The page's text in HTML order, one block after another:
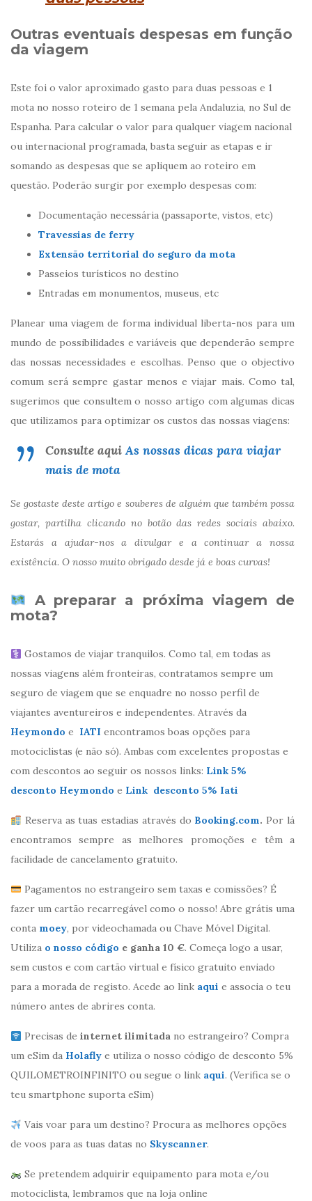
Outras eventuais despesas em função
da viagem
Este foi o valor aproximado gasto para duas pessoas e 1
mota no nosso roteiro de 1 semana pela Andaluzia, no Sul de
Espanha. Para calcular o valor para qualquer viagem nacional
ou internacional programada, basta seguir as etapas e ir
somando as despesas que se apliquem ao roteiro em
questão. Poderão surgir por exemplo despesas com:
Documentação necessária (passaporte, vistos, etc)
Travessias de ferry
Extensão territorial do seguro da mota
Passeios turísticos no destino
Entradas em monumentos, museus, etc
Planear uma viagem de forma individual liberta-nos para um
mundo de possibilidades e variáveis que dependerão sempre
das nossas necessidades e escolhas. Penso que o objectivo
comum será sempre gastar menos e viajar mais. Como tal,
sugerimos que consultem o nosso artigo com algumas dicas
que utilizamos para optimizar os custos das nossas viagens:
Consulte aquiAs nossas dicas para viajar
mais de mota
Se gostaste deste artigo e souberes de alguém que também possa
gostar, partilha clicando no botão das redes sociais abaixo.
Estarás a ajudar-nos a divulgar e a continuar a nossa
existência. O nosso muito obrigado desde já e boas curvas!
A preparar a próxima viagem de
mota?
Gostamos de viajar tranquilos. Como tal, em todas as
nossas viagens além fronteiras, contratamos sempre um
seguro de viagem que se enquadre no nosso perfil de
viajantes aventureiros e independentes. Através da
Heymondo e IATI encontramos boas opções para
motociclistas (e não só). Ambas com excelentes propostas e
com descontos ao seguir os nossos links: Link 5%
desconto Heymondo e Link desconto 5% Iati
Reserva as tuas estadias através do Booking.com. Por lá
encontramos sempre as melhores promoções e têm a
facilidade de cancelamento gratuito.
Pagamentos no estrangeiro sem taxas e comissões? É
fazer um cartão recarregável como o nosso! Abre grátis uma
conta moey, por videochamada ou Chave Móvel Digital.
Utiliza o nosso código e ganha 10 €. Começa logo a usar,
sem custos e com cartão virtual e físico gratuito enviado
para a morada de registo. Acede ao link aqui e associa o teu
número antes de abrires conta.
Precisas de internet ilimitadano estrangeiro? Compra
um eSim da Holafly e utiliza o nosso código de desconto 5%
QUILOMETROINFINITO ou segue o link aqui. (Verifica se o
teu smartphone suporta eSim)
Vais voar para um destino? Procura as melhores opções
de voos para as tuas datas no Skyscanner.
Se pretendem adquirir equipamento para mota e/ou
motociclista, lembramos que na loja online